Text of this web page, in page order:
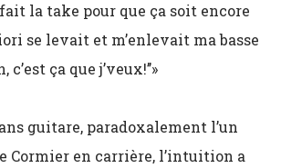
la take pour que ça soit encore
se levait et m’enlevait ma basse
c’est ça que j’veux!’’»
guitare, paradoxalement l’un
Cormier en carrière, l’intuition a